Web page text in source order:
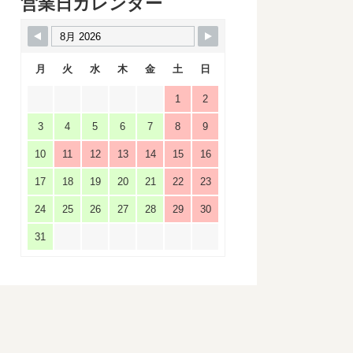
月 火 水 木 金 土 日
1 2
3 4 5 6 7 8 9
10 11 12 13 14 15 16
17 18 19 20 21 22 23
24 25 26 27 28 29 30
31